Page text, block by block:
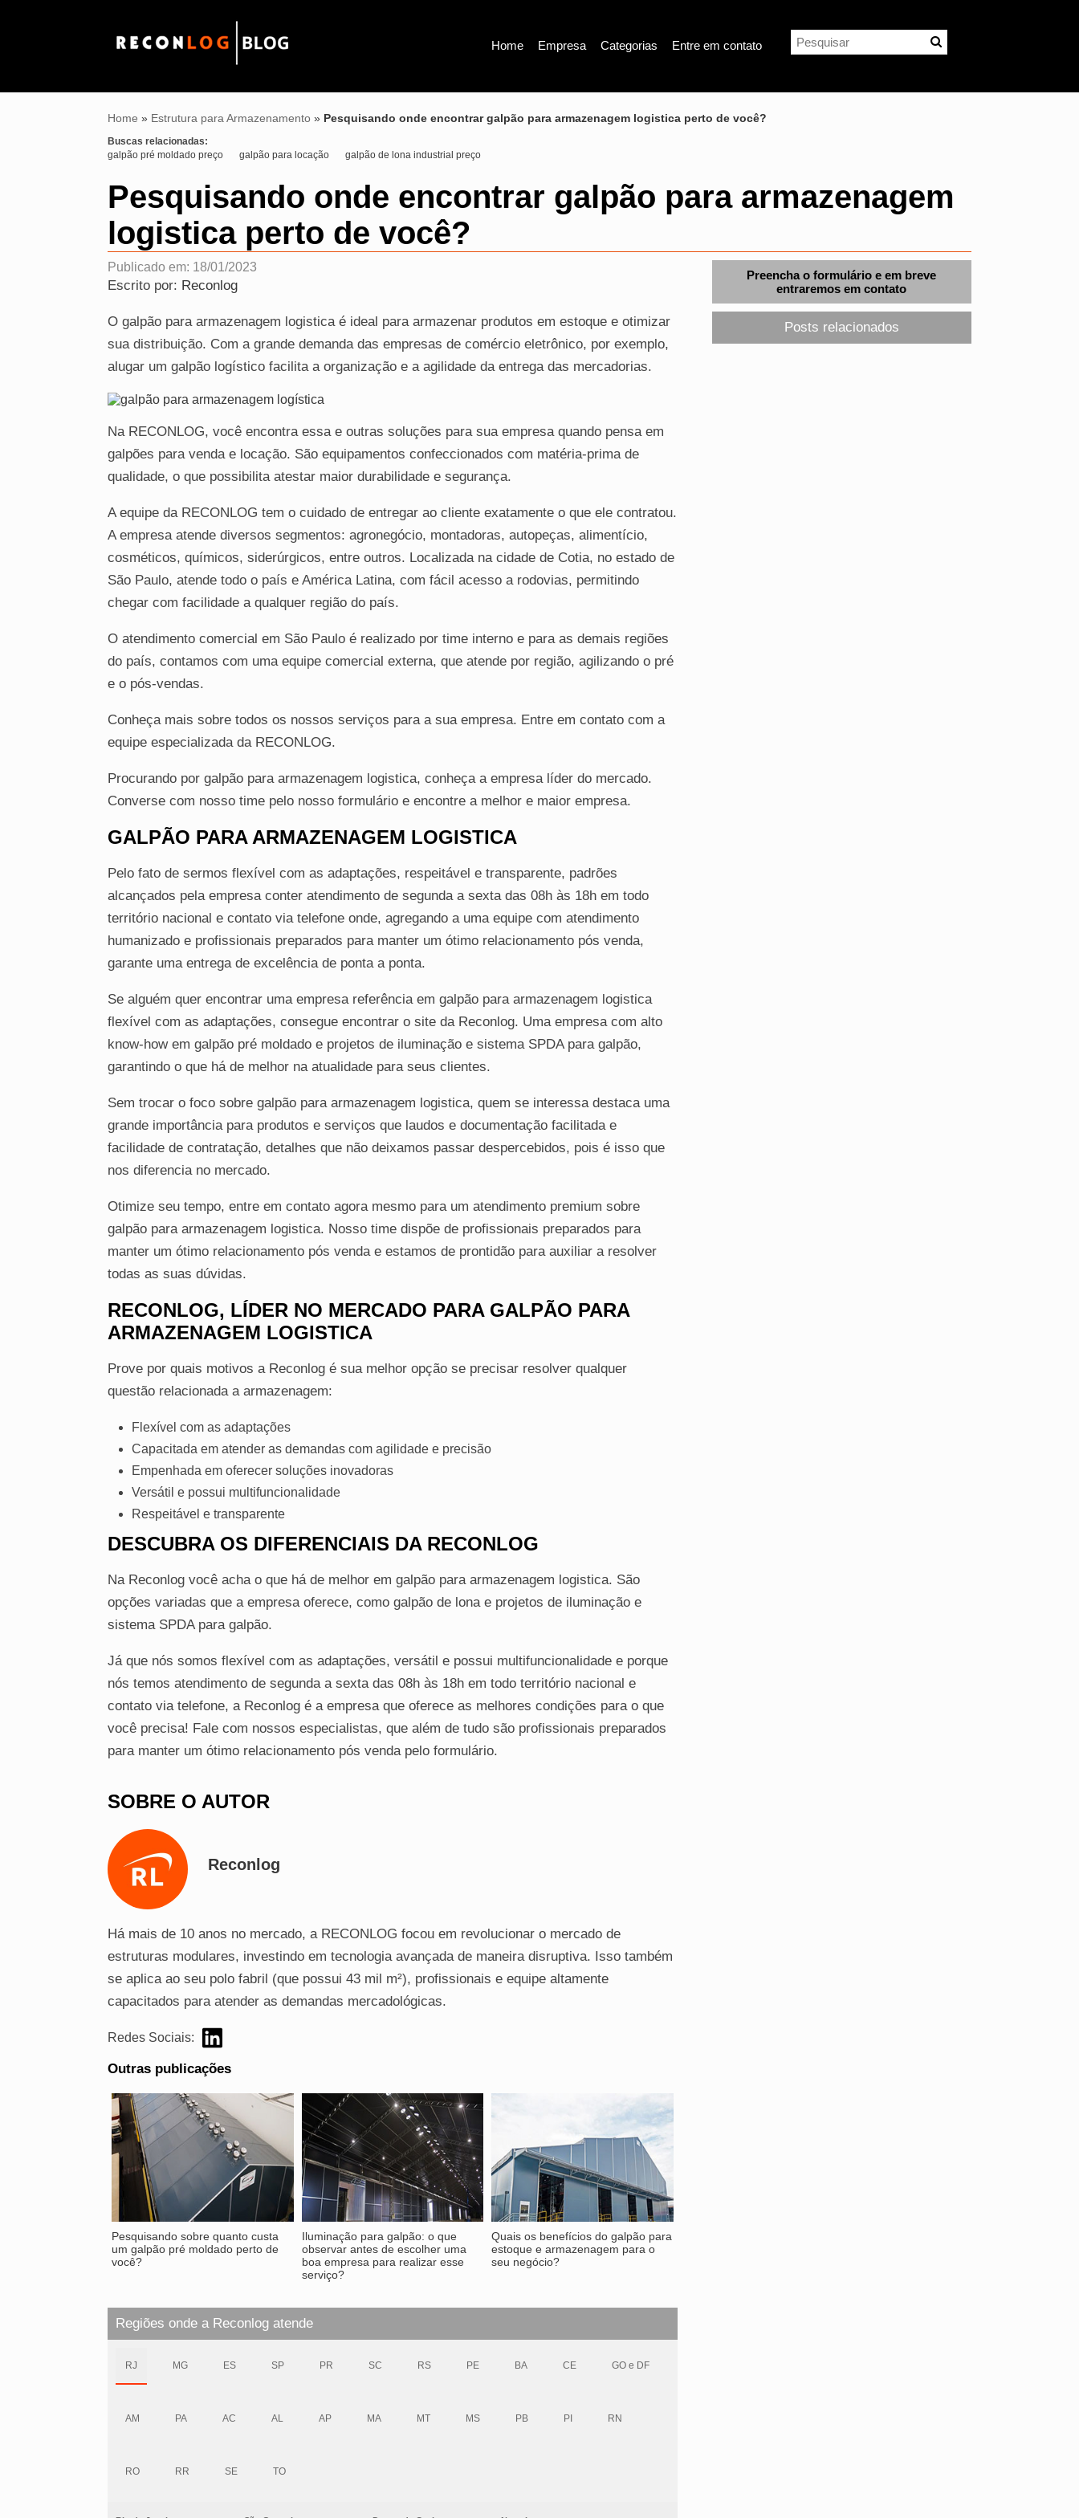
Home Empresa Categorias Entre em contato
Home » Estrutura para Armazenamento » Pesquisando onde encontrar galpão para armazenagem logistica perto de você?
Buscas relacionadas:
galpão pré moldado preço
galpão para locação galpão de lona industrial preço
Pesquisando onde encontrar galpão para armazenagem
logistica perto de você?
Publicado em: 18/01/2023
Escrito por: Reconlog
O galpão para armazenagem logistica é ideal para armazenar produtos em estoque e otimizar
sua distribuição. Com a grande demanda das empresas de comércio eletrônico, por exemplo,
alugar um galpão logístico facilita a organização e a agilidade da entrega das mercadorias.
Na RECONLOG, você encontra essa e outras soluções para sua empresa quando pensa em
galpões para venda e locação. São equipamentos confeccionados com matéria-prima de
qualidade, o que possibilita atestar maior durabilidade e segurança.
A equipe da RECONLOG tem o cuidado de entregar ao cliente exatamente o que ele contratou.
A empresa atende diversos segmentos: agronegócio, montadoras, autopeças, alimentício,
cosméticos, químicos, siderúrgicos, entre outros. Localizada na cidade de Cotia, no estado de
São Paulo, atende todo o país e América Latina, com fácil acesso a rodovias, permitindo
chegar com facilidade a qualquer região do país.
O atendimento comercial em São Paulo é realizado por time interno e para as demais regiões
do país, contamos com uma equipe comercial externa, que atende por região, agilizando o pré
e o pós-vendas.
Conheça mais sobre todos os nossos serviços para a sua empresa. Entre em contato com a
equipe especializada da RECONLOG.
Procurando por galpão para armazenagem logistica, conheça a empresa líder do mercado.
Converse com nosso time pelo nosso formulário e encontre a melhor e maior empresa.
GALPÃO PARA ARMAZENAGEM LOGISTICA
Pelo fato de sermos flexível com as adaptações, respeitável e transparente, padrões
alcançados pela empresa conter atendimento de segunda a sexta das 08h às 18h em todo
território nacional e contato via telefone onde, agregando a uma equipe com atendimento
humanizado e profissionais preparados para manter um ótimo relacionamento pós venda,
garante uma entrega de excelência de ponta a ponta.
Se alguém quer encontrar uma empresa referência em galpão para armazenagem logistica
flexível com as adaptações, consegue encontrar o site da Reconlog. Uma empresa com alto
know-how em galpão pré moldado e projetos de iluminação e sistema SPDA para galpão,
garantindo o que há de melhor na atualidade para seus clientes.
Sem trocar o foco sobre galpão para armazenagem logistica, quem se interessa destaca uma
grande importância para produtos e serviços que laudos e documentação facilitada e
facilidade de contratação, detalhes que não deixamos passar despercebidos, pois é isso que
nos diferencia no mercado.
Otimize seu tempo, entre em contato agora mesmo para um atendimento premium sobre
galpão para armazenagem logistica. Nosso time dispõe de profissionais preparados para
manter um ótimo relacionamento pós venda e estamos de prontidão para auxiliar a resolver
todas as suas dúvidas.
RECONLOG, LÍDER NO MERCADO PARA GALPÃO PARA
ARMAZENAGEM LOGISTICA
Prove por quais motivos a Reconlog é sua melhor opção se precisar resolver qualquer
questão relacionada a armazenagem:
Flexível com as adaptações
Capacitada em atender as demandas com agilidade e precisão
Empenhada em oferecer soluções inovadoras
Versátil e possui multifuncionalidade
Respeitável e transparente
DESCUBRA OS DIFERENCIAIS DA RECONLOG
Na Reconlog você acha o que há de melhor em galpão para armazenagem logistica. São
opções variadas que a empresa oferece, como galpão de lona e projetos de iluminação e
sistema SPDA para galpão.
Já que nós somos flexível com as adaptações, versátil e possui multifuncionalidade e porque
nós temos atendimento de segunda a sexta das 08h às 18h em todo território nacional e
contato via telefone, a Reconlog é a empresa que oferece as melhores condições para o que
você precisa! Fale com nossos especialistas, que além de tudo são profissionais preparados
para manter um ótimo relacionamento pós venda pelo formulário.
SOBRE O AUTOR
Reconlog
Há mais de 10 anos no mercado, a RECONLOG focou em revolucionar o mercado de
estruturas modulares, investindo em tecnologia avançada de maneira disruptiva. Isso também
se aplica ao seu polo fabril (que possui 43 mil m²), profissionais e equipe altamente
capacitados para atender as demandas mercadológicas.
Redes Sociais:
Outras publicações
Pesquisando sobre quanto custa
um galpão pré moldado perto de
você?
Iluminação para galpão: o que
observar antes de escolher uma
boa empresa para realizar esse
serviço?
Quais os benefícios do galpão para
estoque e armazenagem para o
seu negócio?
Regiões onde a Reconlog atende
RJ MG ES SP PR SC RS PE BA CE GO e DF
AM PA AC AL AP MA MT MS PB PI RN
RO RR SE TO
Preencha o formulário e em breve
entraremos em contato
Posts relacionados